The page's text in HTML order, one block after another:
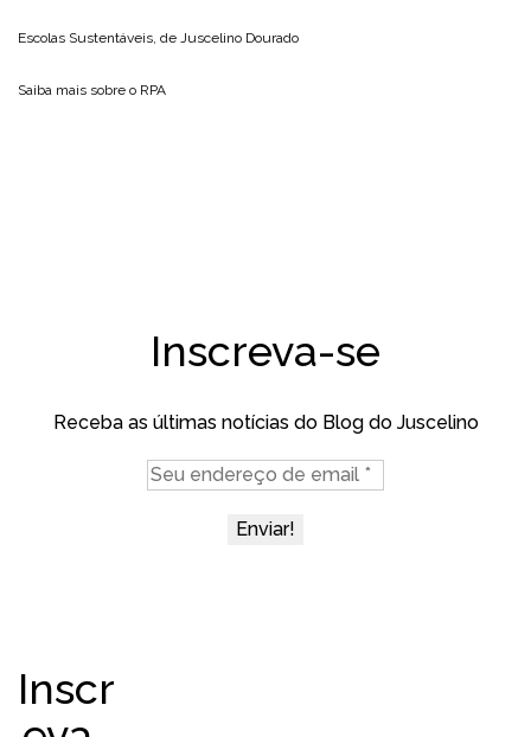
Escolas Sustentáveis, de Juscelino Dourado
Saiba mais sobre o RPA
Inscreva-se
Receba as últimas notícias do Blog do Juscelino
Inscr